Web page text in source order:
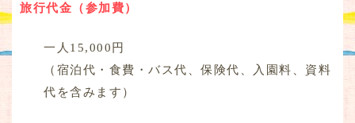
旅行代金（参加費）
一人15,000円
（宿泊代・食費・バス代、保険代、入園料、資料
代を含みます）